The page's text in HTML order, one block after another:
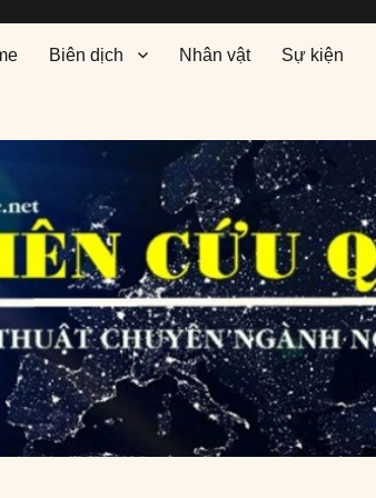
Biên dịch Nhân vật Sự kiện